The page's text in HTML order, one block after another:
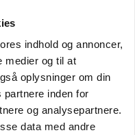
indhold og annoncer,
medier og til at
oplysninger om din
inden for
og analysepartnere.
data med andre
NY 10. aug.